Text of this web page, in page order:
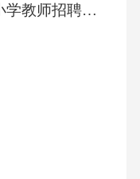
2026年阜阳市颍泉区中小学教师招聘笔试模拟试题及答案详解